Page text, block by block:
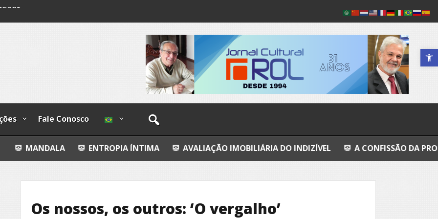
Abrir a
Fale Conosco
ENTROPIA ÍNTIMA AVALIAÇÃO IMOBILIÁRIA DO INDIZÍVEL A CONFISSÃO DA PROSTITUTA I
Os nossos, os outros: ‘O vergalho’